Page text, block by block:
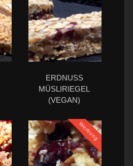
ERDNUSS
MÜSLIRIEGEL
(VEGAN)
Werbung